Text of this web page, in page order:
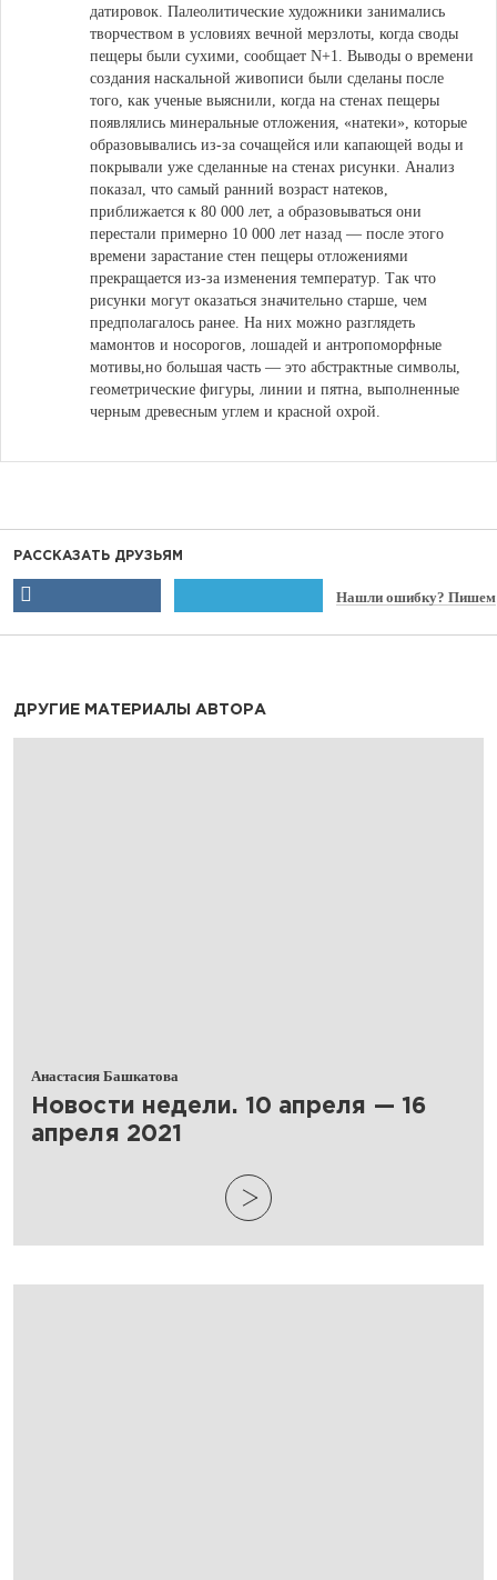
датировок. Палеолитические художники занимались
творчеством в условиях вечной мерзлоты, когда своды
пещеры были сухими, сообщает N+1. Выводы о времени
создания наскальной живописи были сделаны после
того, как ученые выяснили, когда на стенах пещеры
появлялись минеральные отложения, «натеки», которые
образовывались из-за сочащейся или капающей воды и
покрывали уже сделанные на стенах рисунки. Анализ
показал, что самый ранний возраст натеков,
приближается к 80 000 лет, а образовываться они
перестали примерно 10 000 лет назад — после этого
времени зарастание стен пещеры отложениями
прекращается из-за изменения температур. Так что
рисунки могут оказаться значительно старше, чем
предполагалось ранее. На них можно разглядеть
мамонтов и носорогов, лошадей и антропоморфные
мотивы,но большая часть — это абстрактные символы,
геометрические фигуры, линии и пятна, выполненные
черным древесным углем и красной охрой.
РАССКАЗАТЬ ДРУЗЬЯМ
Нашли ошибку? Пишем
ДРУГИЕ МАТЕРИАЛЫ АВТОРА
Анастасия Башкатова
Новости недели. 10 апреля — 16
апреля 2021